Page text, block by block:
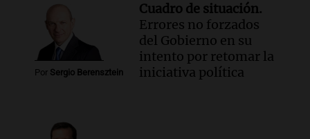
Por Sergio Berensztein
Cuadro de situación.
Errores no forzados
del Gobierno en su
intento por retomar la
iniciativa política